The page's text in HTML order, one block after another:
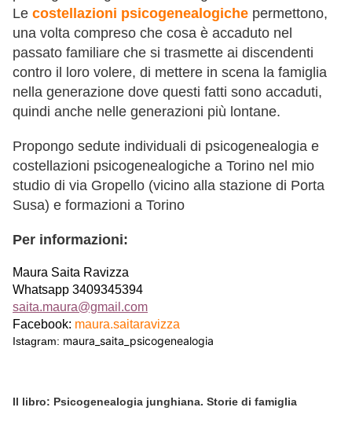
Le costellazioni psicogenealogiche permettono,
una volta compreso che cosa è accaduto nel
passato familiare che si trasmette ai discendenti
contro il loro volere, di mettere in scena la famiglia
nella generazione dove questi fatti sono accaduti,
quindi anche nelle generazioni più lontane.
Propongo sedute individuali di psicogenealogia e
costellazioni psicogenealogiche a Torino nel mio
studio di via Gropello (vicino alla stazione di Porta
Susa) e formazioni a Torino
Per informazioni:
Maura Saita Ravizza
Whatsapp 3409345394
saita.maura@gmail.com
Facebook: maura.saitaravizza
Istagram: maura_saita_psicogenealogia
Il libro: Psicogenealogia junghiana. Storie di famiglia